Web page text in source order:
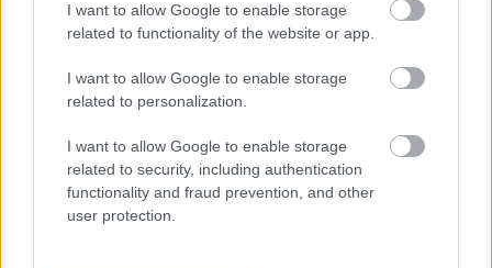
I want to allow Google to enable storage
related to functionality of the website or app.
I want to allow Google to enable storage
related to personalization.
I want to allow Google to enable storage
related to security, including authentication
functionality and fraud prevention, and other
user protection.
dolgozzák fel
Örömteli látni, hogy hazánkban is egyre többen élik
egyre környezettudatosabban az életüket. A
csomagolásmentes boltok, a közösségi kertek és
komposztálók elterjedése